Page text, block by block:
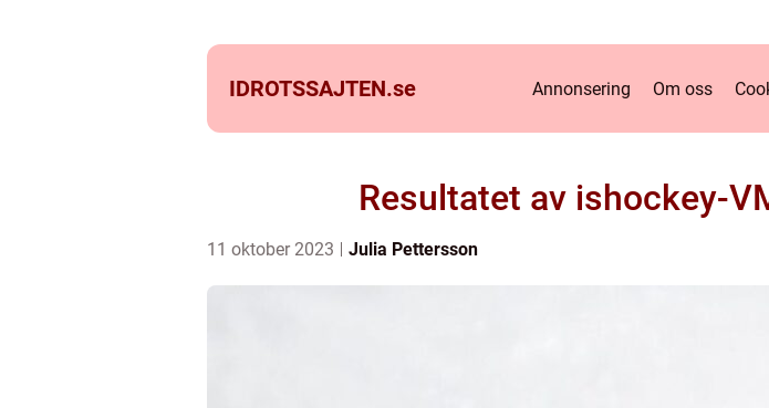
IDROTSSAJTEN.se Annonsering Om oss
Resultatet av ishockey-
11 oktober 2023 Julia Pettersson